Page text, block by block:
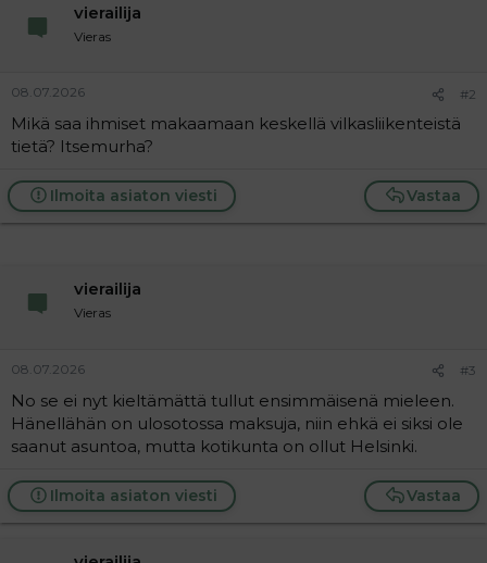
vierailija
Vieras
08.07.2026 #2
Mikä saa ihmiset makaamaan keskellä vilkasliikenteistä
tietä? Itsemurha?
Vastaa
Ilmoita asiaton viesti
vierailija
Vieras
08.07.2026 #3
No se ei nyt kieltämättä tullut ensimmäisenä mieleen.
Hänellähän on ulosotossa maksuja, niin ehkä ei siksi ole
saanut asuntoa, mutta kotikunta on ollut Helsinki.
Vastaa
Ilmoita asiaton viesti